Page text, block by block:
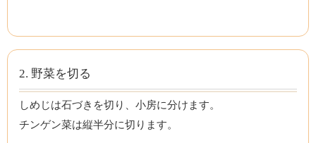
2. 野菜を切る
しめじは石づきを切り、小房に分けます。
チンゲン菜は縦半分に切ります。